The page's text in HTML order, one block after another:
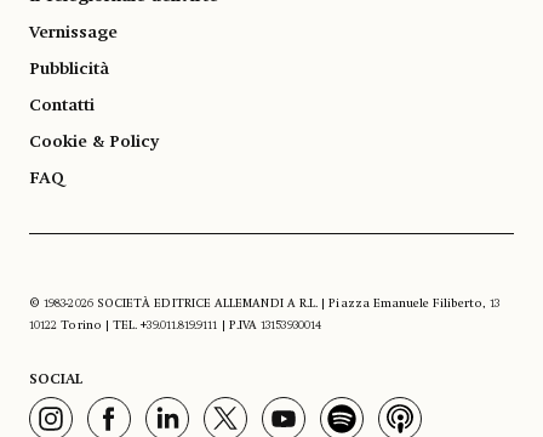
Vernissage
Pubblicità
Contatti
Cookie & Policy
FAQ
© 1983-2026 SOCIETÀ EDITRICE ALLEMANDI A R.L. | Piazza Emanuele Filiberto, 13
10122 Torino | TEL. +39.011.819.9111 | P.IVA 13153930014
SOCIAL